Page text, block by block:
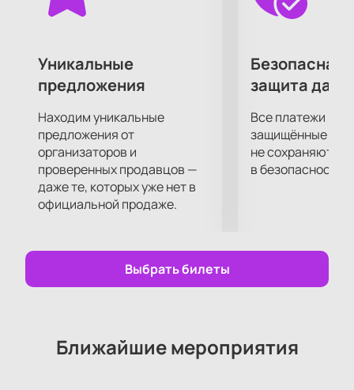
погружение в сюжет, огромное удовольствие от
музыкального сопровождения.
Приятного просмотра!
Уникальные
предложения
Находим уникальные
предложения от
организаторов и
проверенных продавцов —
даже те, которых уже нет в
официальной продаже.
Безопасная
защита
Все платежи
защищённые
не сохраняются
в безопасности.
Выбрать билеты
Ближайшие мероприятия